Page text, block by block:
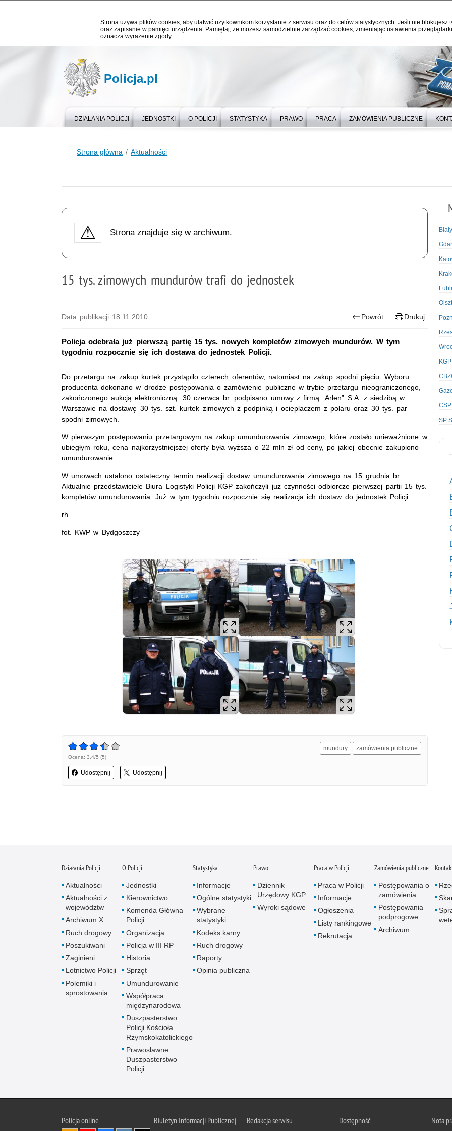
Strona używa plików cookies, aby ułatwić użytkownikom korzystanie z serwisu oraz do celów statystycznych. Jeśli nie blokujesz
oraz zapisanie w pamięci urządzenia. Pamiętaj, że możesz samodzielnie zarządzać cookies, zmieniając ustawienia
oznacza wyrażenie zgody.
Policja.pl
DZIAŁANIA POLICJI JEDNOSTKI O POLICJI STATYSTYKA PRAWO PRACA ZAMÓWIENIA PUBLICZNE
Strona główna Aktualności
Strona znajduje się w archiwum.
15 tys. zimowych mundurów trafi do jednostek
Data publikacji 18.11.2010 Powrót Drukuj
Policja odebrała już pierwszą partię 15 tys. nowych kompletów zimowych mundurów. W tym
tygodniu rozpocznie się ich dostawa do jednostek Policji.
Do przetargu na zakup kurtek przystąpiło czterech oferentów, natomiast na zakup spodni pięciu. Wyboru
producenta dokonano w drodze postępowania o zamówienie publiczne w trybie przetargu nieograniczonego,
zakończonego aukcją elektroniczną. 30 czerwca br. podpisano umowy z firmą „Arlen” S.A. z siedzibą w
Warszawie na dostawę 30 tys. szt. kurtek zimowych z podpinką i ocieplaczem z polaru oraz 30 tys. par
spodni zimowych.
W pierwszym postępowaniu przetargowym na zakup umundurowania zimowego, które zostało unieważnione w
ubiegłym roku, cena najkorzystniejszej oferty była wyższa o 22 mln zł od ceny, po jakiej obecnie zakupiono
umundurowanie.
W umowach ustalono ostateczny termin realizacji dostaw umundurowania zimowego na 15 grudnia br.
Aktualnie przedstawiciele Biura Logistyki Policji KGP zakończyli już czynności odbiorcze pierwszej partii 15 tys.
kompletów umundurowania. Już w tym tygodniu rozpocznie się realizacja ich dostaw do jednostek Policji.
rh
fot. KWP w Bydgoszczy
Ocena: 3.4/5 (5)
Udostępnij Udostępnij
mundury zamówienia publiczne
KGP
SP
Działania Policji
Aktualności
Aktualności z
województw
Archiwum X
Ruch drogowy
Poszukiwani
Zaginieni
Lotnictwo Policji
Polemiki i
sprostowania
O Policji
Jednostki
Kierownictwo
Komenda Główna
Policji
Organizacja
Policja w III RP
Historia
Sprzęt
Umundurowanie
Współpraca
międzynarodowa
Duszpasterstwo
Policji Kościoła
Rzymskokatolickiego
Prawosławne
Duszpasterstwo
Policji
Statystyka
Informacje
Ogólne statystyki
Wybrane
statystyki
Kodeks karny
Ruch drogowy
Raporty
Opinia publiczna
Prawo
Dziennik
Urzędowy KGP
Wyroki sądowe
Praca w Policji
Praca w Policji
Informacje
Ogłoszenia
Listy rankingowe
Rekrutacja
Zamówienia publiczne
Postępowania o
zamówienia
Postępowania
podprogowe
Archiwum
Policjaonline Biuletyn Informacji Publicznej Redakcja serwisu Dostępność
Nota